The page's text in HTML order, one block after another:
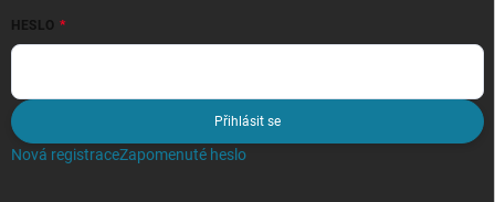
HESLO
Přihlásit se
Nová registraceZapomenuté heslo